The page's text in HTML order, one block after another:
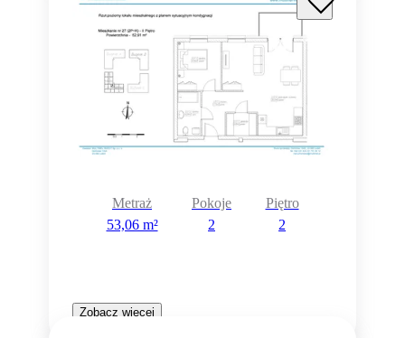
Metraż
53,06 m²
Pokoje
2
Piętro
2
Zobacz więcej